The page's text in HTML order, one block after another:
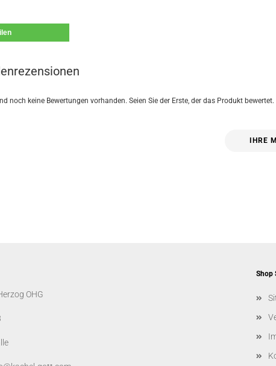
noch keine Bewertungen vorhanden. Seien Sie der Erste, der das Produkt bewertet.
IHRE
OHG
Shop